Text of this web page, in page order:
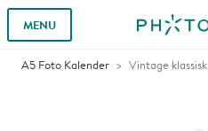
MENU
A5 Foto Kalender Vintage klassisk